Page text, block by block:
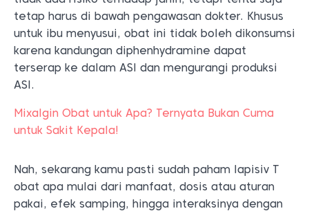
tetap harus di bawah pengawasan dokter. Khusus
untuk ibu menyusui, obat ini tidak boleh dikonsumsi
karena kandungan diphenhydramine dapat
terserap ke dalam ASI dan mengurangi produksi
ASI.
Mixalgin Obat untuk Apa? Ternyata Bukan Cuma
untuk Sakit Kepala!
Nah, sekarang kamu pasti sudah paham lapisiv T
obat apa mulai dari manfaat, dosis atau aturan
pakai, efek samping, hingga interaksinya dengan